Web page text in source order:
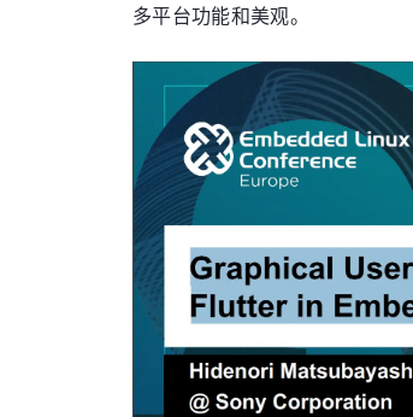
多平台功能和美观。